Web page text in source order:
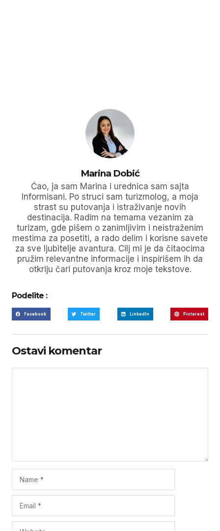
Marina Dobić
Ćao, ja sam Marina i urednica sam sajta
Informisani. Po struci sam turizmolog, a moja
strast su putovanja i istraživanje novih
destinacija. Radim na temama vezanim za
turizam, gde pišem o zanimljivim i neistraženim
mestima za posetiti, a rado delim i korisne savete
za sve ljubitelje avantura. Cilj mi je da čitaocima
pružim relevantne informacije i inspirišem ih da
otkriju čari putovanja kroz moje tekstove.
Podelite :
Facebook Twitter LinkedIn Pinterest
Ostavi komentar